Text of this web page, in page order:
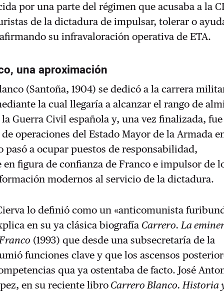
por una parte del régimen que acusaba a la
de la dictadura de impulsar, tolerar o
su infravaloración operativa de ETA.
una aproximación
(Santoña, 1904) se dedicó a la carrera
la cual llegaría a alcanzar el rango de
Guerra Civil española y, una vez finalizada, fue
operaciones del Estado Mayor de la Armada
pasó a ocupar puestos de responsabilidad,
figura de confianza de Franco e impulsor de
modernos al servicio de la dictadura.
lo definió como un «anticomunista
en su ya clásica biografía Carrero. La
(1993) que desde una subsecretaría de la
funciones clave y que los ascensos
qua ya ostentaba de facto. José
en su reciente libro Carrero Blanco. Historia